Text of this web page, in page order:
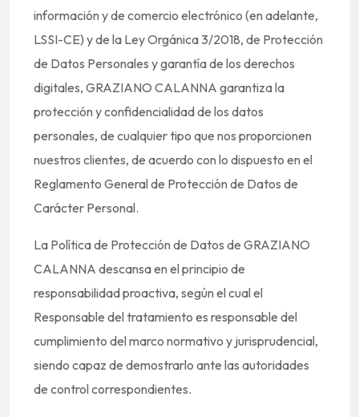
información y de comercio electrónico (en adelante,
LSSI-CE) y de la Ley Orgánica 3/2018, de Protección
de Datos Personales y garantía de los derechos
digitales, GRAZIANO CALANNA garantiza la
protección y confidencialidad de los datos
personales, de cualquier tipo que nos proporcionen
nuestros clientes, de acuerdo con lo dispuesto en el
Reglamento General de Protección de Datos de
Carácter Personal.
La Política de Protección de Datos de GRAZIANO
CALANNA descansa en el principio de
responsabilidad proactiva, según el cual el
Responsable del tratamiento es responsable del
cumplimiento del marco normativo y jurisprudencial,
siendo capaz de demostrarlo ante las autoridades
de control correspondientes.